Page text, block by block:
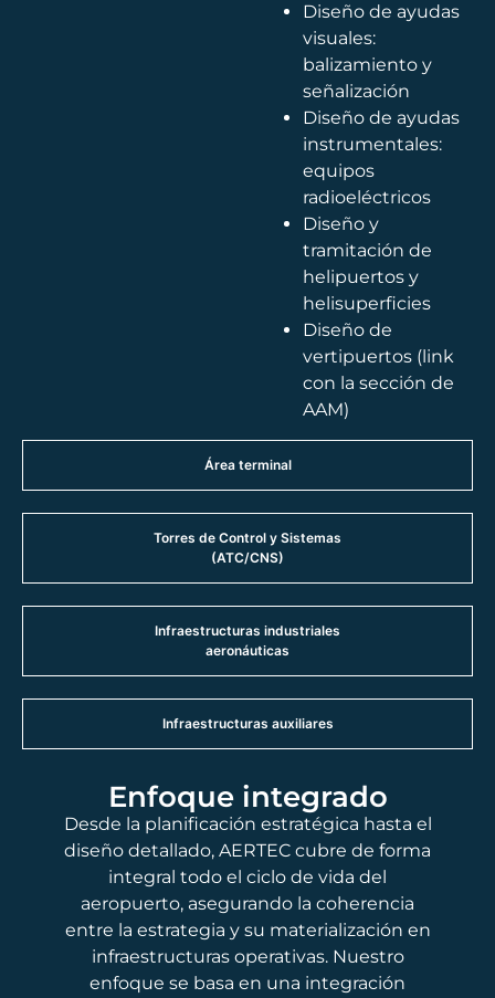
Área terminal
Torres de Control y Sistemas
(ATC/CNS)
Infraestructuras industriales
aeronáuticas
Infraestructuras auxiliares
Diseño de ayudas
visuales:
balizamiento y
señalización
Diseño de ayudas
instrumentales:
equipos
radioeléctricos
Diseño y
tramitación de
helipuertos y
helisuperficies
Diseño de
vertipuertos (link
con la sección de
AAM)
Enfoque integrado
Desde la planificación estratégica hasta el
diseño detallado, AERTEC cubre de forma
integral todo el ciclo de vida del
aeropuerto, asegurando la coherencia
entre la estrategia y su materialización en
infraestructuras operativas. Nuestro
enfoque se basa en una integración